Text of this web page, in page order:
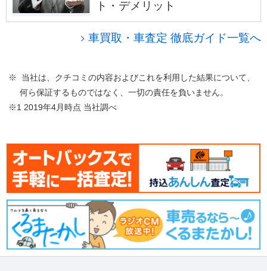
ト・デメリット
車買取・車査定 徹底ガイド一覧へ
※ 当社は、クチコミの内容およびこれを利用した結果について、
何ら保証するものではなく、一切の責任を負いません。
※1 2019年4月時点 当社調べ